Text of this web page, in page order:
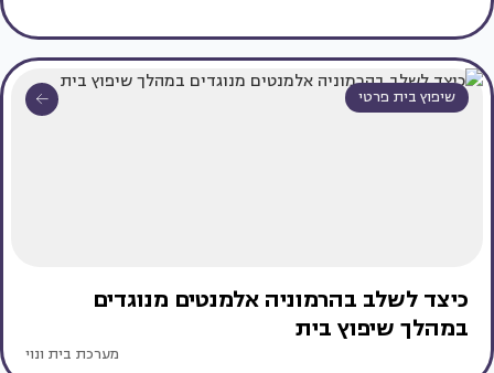
שיפוץ בית פרטי
כיצד לשלב בהרמוניה אלמנטים מנוגדים
במהלך שיפוץ בית
מערכת בית ונוי